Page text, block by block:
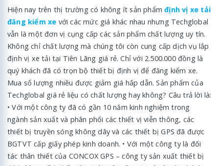
Hiện nay trên thị trường có không ít sản phẩmđịnh vị xe tải
đăng kiểm xe với các mức giá khác nhau nhưng Techglobal
vẫn là một đơn vị cụng cấp các sản phẩm chất lượng uy tín.
Không chỉ chất lượng mà chúng tôi còn cung cấp dịch vụ lắp
định vị xe tải tại Tiên Lãng giá rẻ. Chỉ với 2.500.000 đồng là
quý khách đã có trọn bộ thiết bị định vị để đăng kiểm xe.
Mua số lượng nhiều được giảm giá hấp dẫn. Sản phẩm của
Techglobal giá rẻ liệu có chất lượng hay không? Câu trả lời là:
• Với một công ty đã có gần 10 năm kinh nghiệm trong
ngành sản xuất và phân phối các thiết vị viễn thông, các
thiết bị truyền sóng không dây và các thiết bị GPS đã được
BGTVT cấp giấy phép kinh doanh. • Với một công ty là đối
tác thân thiết của CONCOX GPS – công ty sản xuất thiết bị